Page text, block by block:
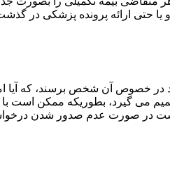
ارائه پرونده پزشکی در گذشت
خصوص آن شخص برسند، که آیا
گیرد، بطوریکه ممکن است با
است در صورت عدم صدور شدن